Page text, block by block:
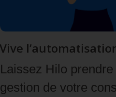
Vive
Laissez Hilo
gestion de votre